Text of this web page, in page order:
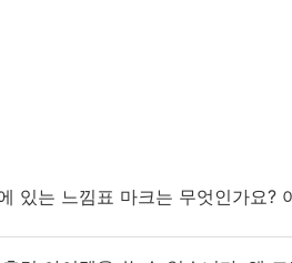
있는 느낌표 마크는 무엇인가요?